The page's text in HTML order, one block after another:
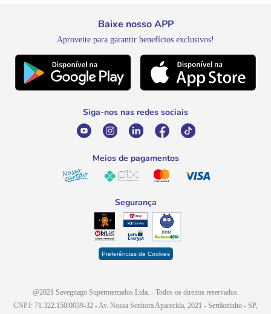
Natal
Promoção Fim de Ano
Canal de Ética
Meus Descontos
Telefone
0800 016 6680
atendimento@savegnago.com.br
Baixe nosso APP
Aproveite para garantir benefícios exclusivos!
Siga-nos nas redes sociais
Meios de pagamentos
Segurança
Preferências de Cookies
@2021 Savegnago Supermercados Ltda. - Todos os direitos reservados.
CNPJ: 71.322.150/0039-32 - Av. Nossa Senhora Aparecida, 2021 - Sertãozinho - SP,